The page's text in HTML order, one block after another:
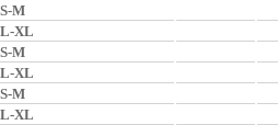
M
L-XL
M
L-XL
M
L-XL